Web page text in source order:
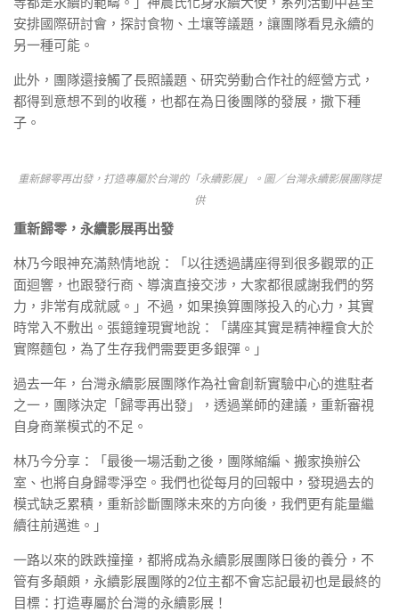
安排國際研討會，探討食物、土壤等議題，讓團隊看見永續的
另一種可能。
此外，團隊還接觸了長照議題、研究勞動合作社的經營方式，
都得到意想不到的收穫，也都在為日後團隊的發展，撒下種
子。
重新歸零再出發，打造專屬於台灣的「永續影展」。圖／台灣永續影展團隊提
供
重新歸零，永續影展再出發
林乃今眼神充滿熱情地說：「以往透過講座得到很多觀眾的正
面迴響，也跟發行商、導演直接交涉，大家都很感謝我們的努
力，非常有成就感。」不過，如果換算團隊投入的心力，其實
時常入不敷出。張鐿鐘現實地說：「講座其實是精神糧食大於
實際麵包，為了生存我們需要更多銀彈。」
過去一年，台灣永續影展團隊作為社會創新實驗中心的進駐者
之一，團隊決定「歸零再出發」，透過業師的建議，重新審視
自身商業模式的不足。
林乃今分享：「最後一場活動之後，團隊縮編、搬家換辦公
室、也將自身歸零淨空。我們也從每月的回報中，發現過去的
模式缺乏累積，重新診斷團隊未來的方向後，我們更有能量繼
續往前邁進。」
一路以來的跌跌撞撞，都將成為永續影展團隊日後的養分，不
管有多顛頗，永續影展團隊的2位主都不會忘記最初也是最終的
目標：打造專屬於台灣的永續影展！